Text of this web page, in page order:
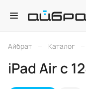
Айбрат – Каталог –
iPad Air с